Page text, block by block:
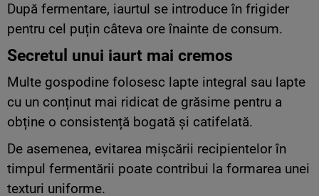
După fermentare, iaurtul se introduce în frigider
pentru cel puțin câteva ore înainte de consum.
Secretul unui iaurt mai cremos
Multe gospodine folosesc lapte integral sau lapte
cu un conținut mai ridicat de grăsime pentru a
obține o consistență bogată și catifelată.
De asemenea, evitarea mișcării recipientelor în
timpul fermentării poate contribui la formarea unei
texturi uniforme.